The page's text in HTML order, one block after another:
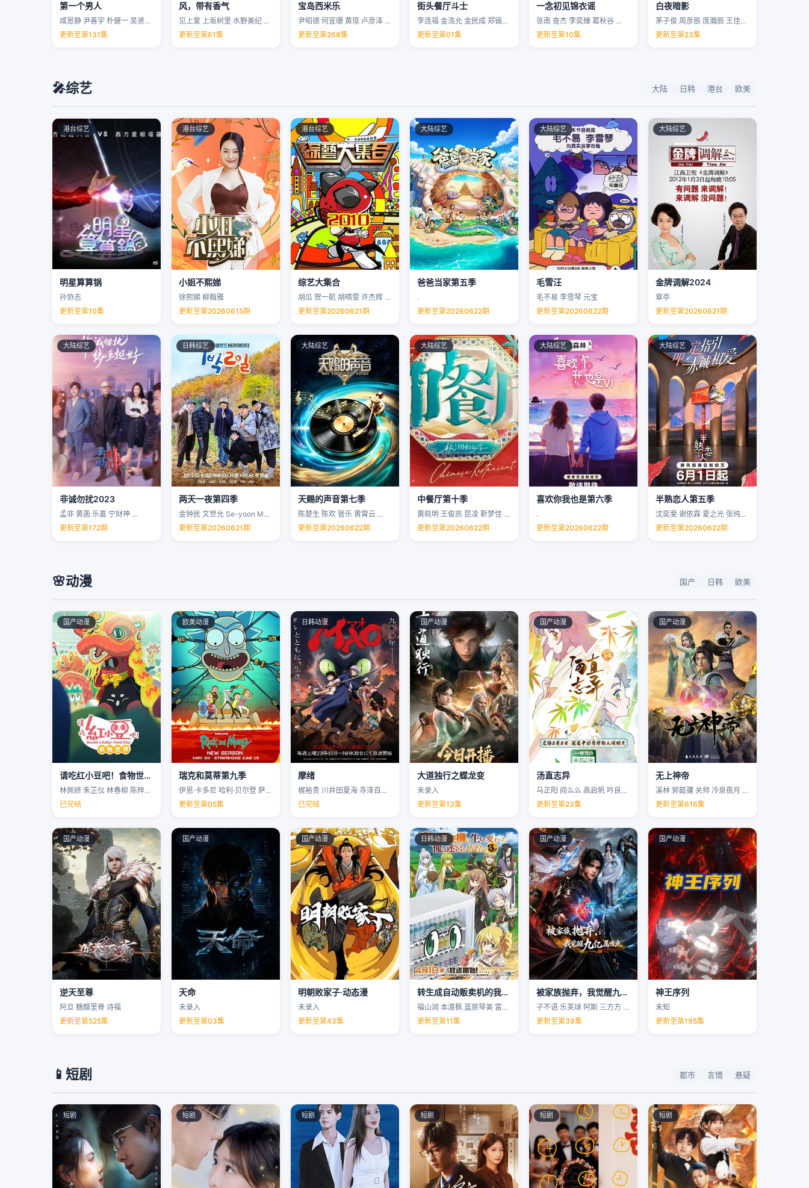
第一个男人
咸恩静 尹善宇 朴健一 吴贤庆 …
更新至第131集
风，带有香气
见上爱 上坂树里 水野美纪 早坂美海 …
更新至第61集
宝岛西米乐
尹昭德 何宜珊 黄瑄 卢彦泽 …
更新至第268集
街头餐厅斗士
李连福 金浩允 金民成 郑镐泳 …
更新至第01集
一念初见锦衣谣
张南 查杰 李奕臻 葛秋谷 …
更新至第10集
白夜暗影
茅子俊 周彦辰 庞瀚辰 王佳宇 …
更新至第23集
🎤综艺 大陆 日韩 港台 欧美
港台综艺
明星算算锅
孙协志
更新至第10集
港台综艺
小姐不熙娣
徐熙娣 柳翰雅
更新至第20260615期
港台综艺
综艺大集合
胡瓜 贺一航 胡晴雯 许杰辉 …
更新至第20260621期
大陆综艺
爸爸当家第五季
.
更新至第20260622期
大陆综艺
毛雪汪
毛不易 李雪琴 元宝
更新至第20260622期
大陆综艺
金牌调解2024
章亭
更新至第20260621期
大陆综艺
非诚勿扰2023
孟非 黄菡 乐嘉 宁财神 …
更新至第172期
日韩综艺
两天一夜第四季
金钟民 文世允 Se-yoon Moon …
更新至第20260621期
大陆综艺
天赐的声音第七季
陈楚生 陈欢 管乐 黄霄云 …
更新至第20260622期
大陆综艺
中餐厅第十季
黄晓明 王俊凯 昆凌 靳梦佳 …
更新至第20260622期
大陆综艺
喜欢你我也是第六季
.
更新至第20260622期
大陆综艺
半熟恋人第五季
沈奕斐 谢依霖 夏之光 张纯烨 …
更新至第20260622期
🌸动漫 国产 日韩 欧美
国产动漫
请吃红小豆吧！食物世界第一季
林佩妍 朱芷仪 林春柳 陈梓聪 …
已完结
欧美动漫
瑞克和莫蒂第九季
伊恩·卡多尼 哈利·贝尔登 萨拉·乔克 克里斯·帕内尔 …
更新至第05集
日韩动漫
摩绪
梶裕贵 川井田夏海 寺泽百花 下野纮 …
已完结
国产动漫
大道独行之蝶龙变
未录入
更新至第13集
国产动漫
汤直志异
马正阳 阎么么 高启帆 吟良犬 …
更新至第23集
国产动漫
无上神帝
溪林 郭懿骧 关帅 冷泉夜月 …
更新至第616集
国产动漫
逆天至尊
阿旦 糖醋里脊 诗福
更新至第525集
国产动漫
天命
未录入
更新至第03集
国产动漫
明朝败家子·动态漫
未录入
更新至第43集
日韩动漫
转生成自动贩卖机的我今天也在迷宫徘徊第三季
福山润 本渡枫 蓝原琴美 富田美忧 …
更新至第11集
国产动漫
被家族抛弃，我觉醒九亿属性点
子不语 乐芙球 阿斯 三方方 …
更新至第39集
国产动漫
神王序列
未知
更新至第195集
📱 短剧 都市 言情 悬疑
短剧 短剧 短剧 短剧 短剧 短剧